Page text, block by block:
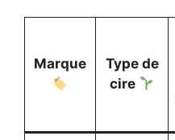
Marque
Type de
cire